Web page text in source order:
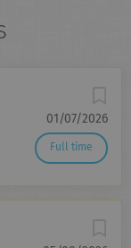
01/07/2026
Full time